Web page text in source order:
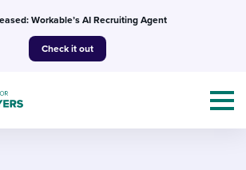
Workable’s AI Recruiting Agent
Check it out